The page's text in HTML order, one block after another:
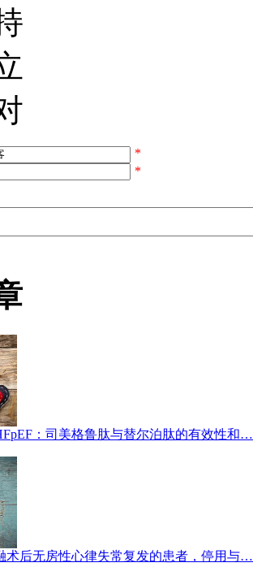
*
*
：司美格鲁肽与替尔泊肽的有效性和…
术后无房性心律失常复发的患者，停用与…